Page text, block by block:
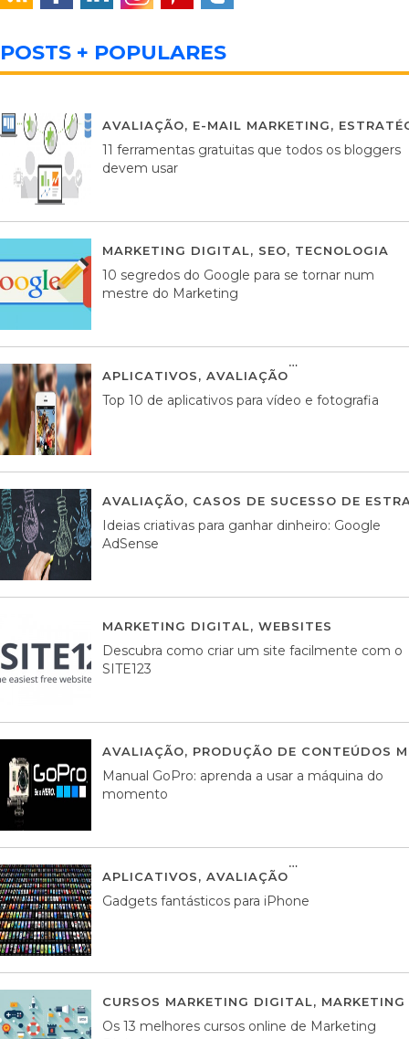
POSTS + POPULARES
AVALIAÇÃO, E-MAIL MARKETING,
11 ferramentas gratuitas que todos os bloggers
devem usar
MARKETING DIGITAL, SEO, TECNOLOGIA
10 segredos do Google para se tornar num
mestre do Marketing
APLICATIVOS, AVALIAÇÃO
Top 10 de aplicativos para vídeo e fotografia
AVALIAÇÃO, CASOS DE SUCESSO DE
Ideias criativas para ganhar dinheiro: Google
AdSense
MARKETING DIGITAL, WEBSITES
Descubra como criar um site facilmente com o
SITE123
AVALIAÇÃO, PRODUÇÃO DE CONTEÚDOS
Manual GoPro: aprenda a usar a máquina do
momento
APLICATIVOS, AVALIAÇÃO
Gadgets fantásticos para iPhone
CURSOS MARKETING DIGITAL,
Os 13 melhores cursos online de Marketing